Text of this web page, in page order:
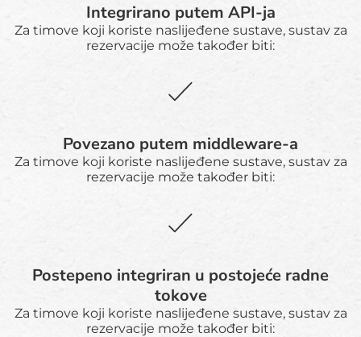
Integrirano putem API-ja
Za timove koji koriste naslijeđene sustave, sustav za
rezervacije može također biti:
Povezano putem middleware-a
Za timove koji koriste naslijeđene sustave, sustav za
rezervacije može također biti:
Postepeno integriran u postojeće radne
tokove
Za timove koji koriste naslijeđene sustave, sustav za
rezervacije može također biti: